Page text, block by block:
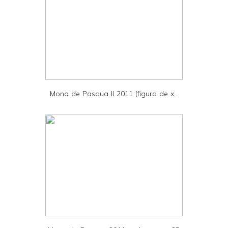
Mona de Pasqua II 2011 (figura de x...